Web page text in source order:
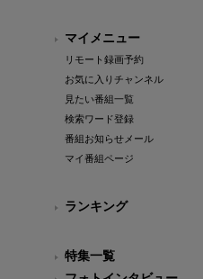
マイメニュー
リモート録画予約
お気に入りチャンネル
見たい番組一覧
検索ワード登録
番組お知らせメール
マイ番組ページ
ランキング
特集一覧